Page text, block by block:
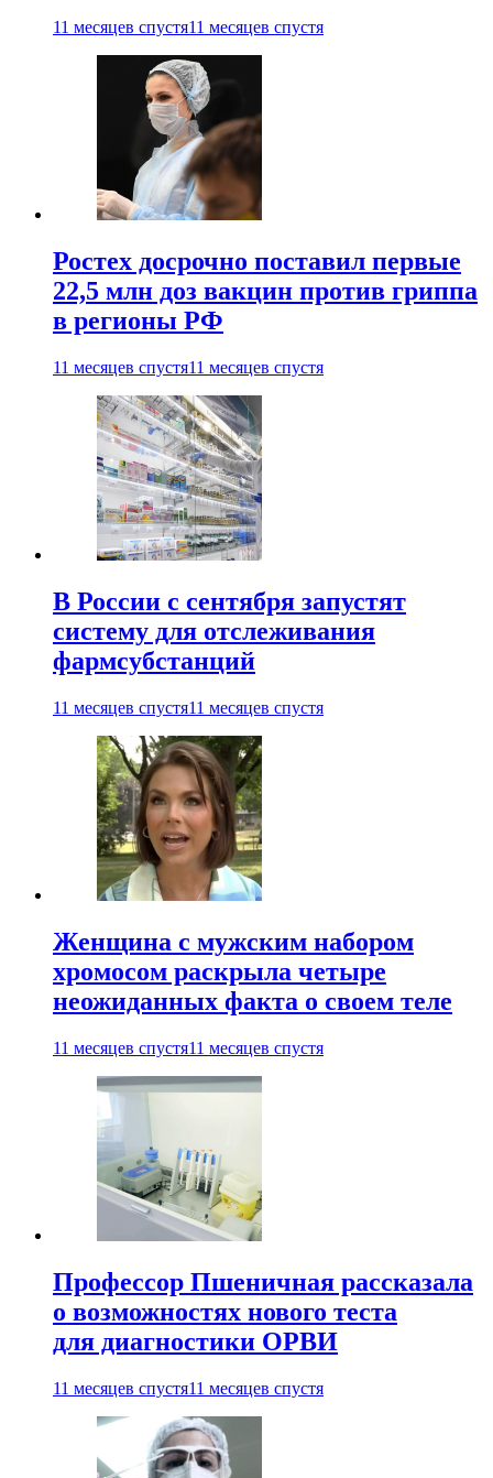
11 месяцев спустя11 месяцев спустя
Ростех досрочно поставил первые
22,5 млн доз вакцин против гриппа
в регионы РФ
11 месяцев спустя11 месяцев спустя
В России с сентября запустят
систему для отслеживания
фармсубстанций
11 месяцев спустя11 месяцев спустя
Женщина с мужским набором
хромосом раскрыла четыре
неожиданных факта о своем теле
11 месяцев спустя11 месяцев спустя
Профессор Пшеничная рассказала
о возможностях нового теста
для диагностики ОРВИ
11 месяцев спустя11 месяцев спустя